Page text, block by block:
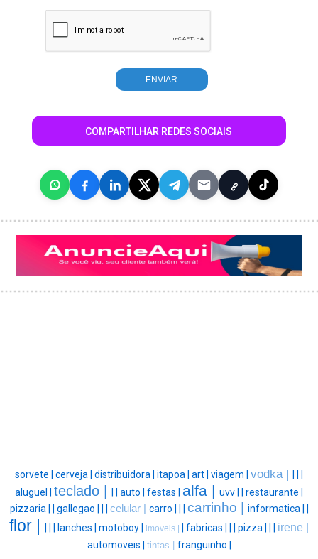
COMPARTILHAR REDES SOCIAIS
sorvete | cerveja | distribuidora | itapoa | art | viagem | vodka |
aluguel | teclado | auto | festas | alfa | uvv |
restaurante |
pizzaria |
gallegao | celular | carro | carrinho | informatica |
flor | lanches | motoboy | imoveis | fabricas | pizza | irene |
automoveis | tintas | franguinho |